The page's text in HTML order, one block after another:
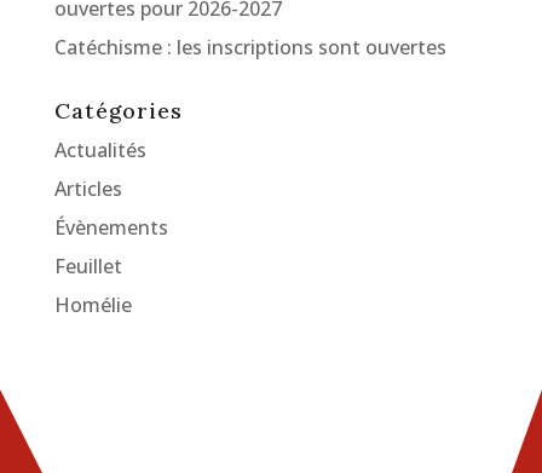
ouvertes pour 2026-2027
Catéchisme : les inscriptions sont ouvertes
Catégories
Actualités
Articles
Évènements
Feuillet
Homélie